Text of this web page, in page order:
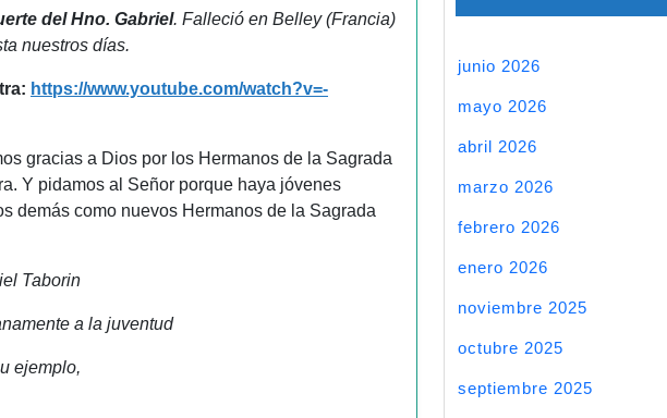
del Hno. Gabriel. Falleció en Belley (Francia)
nuestros días.
https://www.youtube.com/watch?v=-
gracias a Dios por los Hermanos de la Sagrada
Y pidamos al Señor porque haya jóvenes
demás como nuevos Hermanos de la Sagrada
Taborin
a la juventud
ejemplo,
junio 2026
mayo 2026
abril 2026
marzo 2026
febrero 2026
enero 2026
noviembre 2025
octubre 2025
septiembre 2025